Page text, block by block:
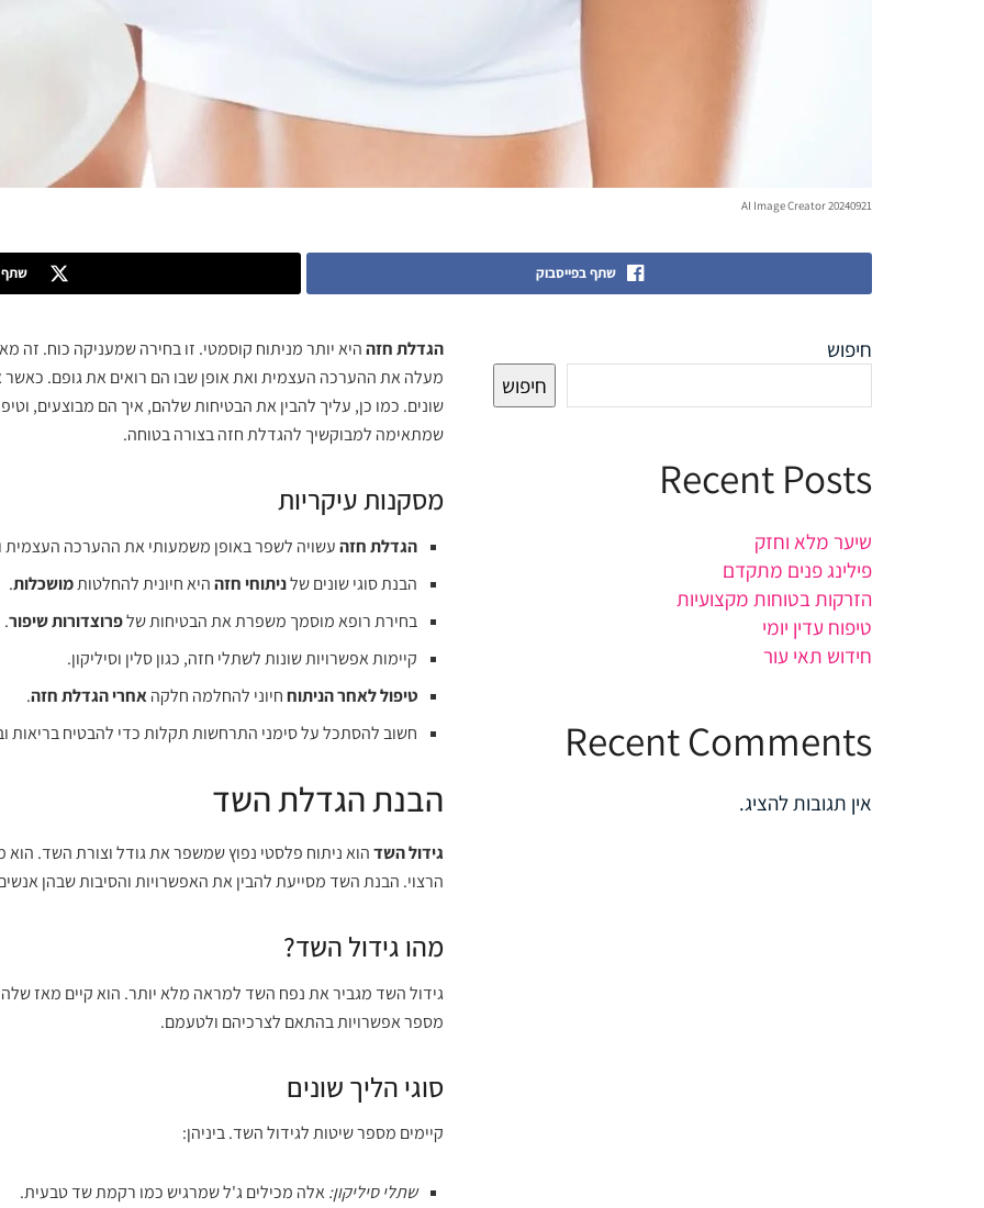
AI Image Creator 20240921
שתף בפייסבוק שתף
הגדלת חזההיא יותר מניתוח קוסמטי. זו בחירה שמעניקה כוח. זה
מעלה את ההערכה העצמית ואת אופן שבו הם רואים את גופם. כאשר
שונים. כמו כן, עליך להבין את הבטיחות שלהם, איך הם מבוצעים,
שמתאימה למבוקשיך להגדלת חזה בצורה בטוחה.
מסקנות עיקריות
הגדלת חזהעשויה לשפר באופן משמעותי את ההערכה העצמית
הבנת סוגי שונים שלניתוחי חזההיא חיונית להחלטותמושכלות.
בחירת רופא מוסמך משפרת את הבטיחות שלפרוצדורות שיפור.
קיימות אפשרויות שונות לשתלי חזה, כגון סלין וסיליקון.
טיפול לאחר הניתוחחיוני להחלמה חלקהאחרי הגדלת חזה.
חשוב להסתכל על סימני התרחשות תקלות כדי להבטיח בריאות
הבנת הגדלת השד
גידול השדהוא ניתוח פלסטי נפוץ שמשפר את גודל וצורת השד.
הרצוי. הבנת השד מסייעת להבין את האפשרויות והסיבות שבהן
מהו גידול השד?
מספר אפשרויות בהתאם לצרכיהם ולטעמם.
סוגי הליך שונים
קיימים מספר שיטות לגידול השד. ביניהן:
שתלי סיליקון: אלה מכילים ג'ל שמרגיש כמו רקמת שד טבעית.
חיפוש
חיפוש
Recent Posts
שיער מלא וחזק
פילינג פנים מתקדם
הזרקות בטוחות מקצועיות
טיפוח עדין יומי
חידוש תאי עור
Recent Comments
אין תגובות להציג.